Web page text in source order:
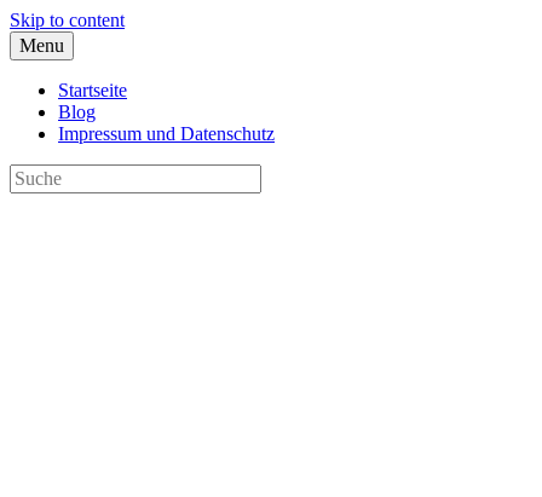
Skip to content
Menu
Startseite
Blog
Impressum und Datenschutz